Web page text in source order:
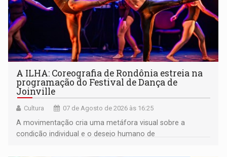
A ILHA: Coreografia de Rondônia estreia na
programação do Festival de Dança de
Joinville
Cultura 07 de Agosto de 2026 às 16:25
A movimentação cria uma metáfora visual sobre a
condição individual e o desejo humano de